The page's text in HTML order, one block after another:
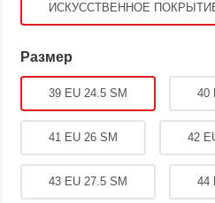
ИСКУССТВЕННОЕ
Размер
39 EU 24.5 SM 40
41 EU 26 SM 42
43 EU 27.5 SM 44